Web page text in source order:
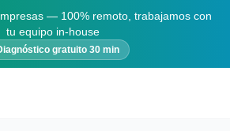
— 100% remoto, trabajamos con
tu equipo in-house
gratuito 30 min